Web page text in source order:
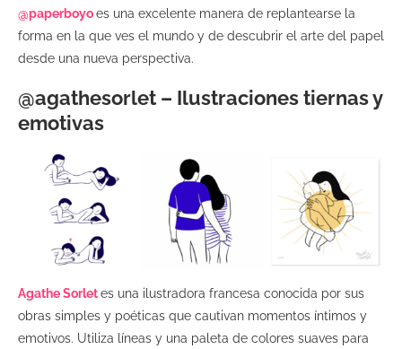
@paperboyoes una excelente manera de replantearse la
forma en la que ves el mundo y de descubrir el arte del papel
desde una nueva perspectiva.
@agathesorlet – Ilustraciones tiernas y
emotivas
Agathe Sorletes una ilustradora francesa conocida por sus
obras simples y poéticas que cautivan momentos íntimos y
emotivos. Utiliza líneas y una paleta de colores suaves para